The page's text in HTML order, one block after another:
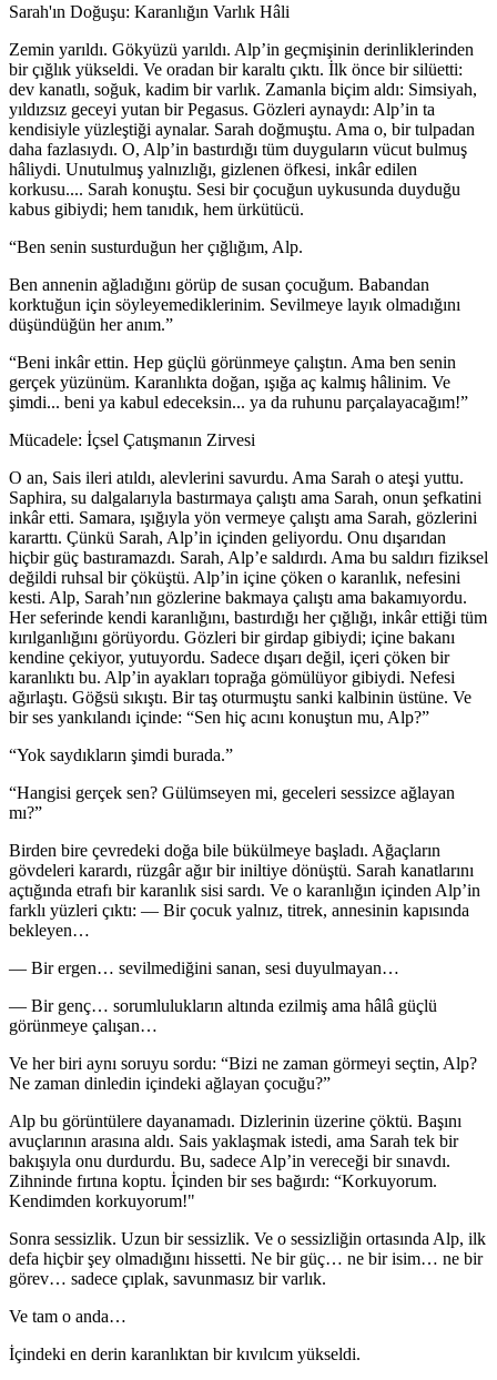
Sarah'ın Doğuşu: Karanlığın Varlık Hâli
Zemin yarıldı. Gökyüzü yarıldı. Alp’in geçmişinin derinliklerinden
bir çığlık yükseldi. Ve oradan bir karaltı çıktı. İlk önce bir silüetti:
dev kanatlı, soğuk, kadim bir varlık. Zamanla biçim aldı: Simsiyah,
yıldızsız geceyi yutan bir Pegasus. Gözleri aynaydı: Alp’in ta
kendisiyle yüzleştiği aynalar. Sarah doğmuştu. Ama o, bir tulpadan
daha fazlasıydı. O, Alp’in bastırdığı tüm duyguların vücut bulmuş
hâliydi. Unutulmuş yalnızlığı, gizlenen öfkesi, inkâr edilen
korkusu.... Sarah konuştu. Sesi bir çocuğun uykusunda duyduğu
kabus gibiydi; hem tanıdık, hem ürkütücü.
“Ben senin susturduğun her çığlığım, Alp.
Ben annenin ağladığını görüp de susan çocuğum. Babandan
korktuğun için söyleyemediklerinim. Sevilmeye layık olmadığını
düşündüğün her anım.”
“Beni inkâr ettin. Hep güçlü görünmeye çalıştın. Ama ben senin
gerçek yüzünüm. Karanlıkta doğan, ışığa aç kalmış hâlinim. Ve
şimdi... beni ya kabul edeceksin... ya da ruhunu parçalayacağım!”
Mücadele: İçsel Çatışmanın Zirvesi
O an, Sais ileri atıldı, alevlerini savurdu. Ama Sarah o ateşi yuttu.
Saphira, su dalgalarıyla bastırmaya çalıştı ama Sarah, onun şefkatini
inkâr etti. Samara, ışığıyla yön vermeye çalıştı ama Sarah, gözlerini
kararttı. Çünkü Sarah, Alp’in içinden geliyordu. Onu dışarıdan
hiçbir güç bastıramazdı. Sarah, Alp’e saldırdı. Ama bu saldırı fiziksel
değildi ruhsal bir çöküştü. Alp’in içine çöken o karanlık, nefesini
kesti. Alp, Sarah’nın gözlerine bakmaya çalıştı ama bakamıyordu.
Her seferinde kendi karanlığını, bastırdığı her çığlığı, inkâr ettiği tüm
kırılganlığını görüyordu. Gözleri bir girdap gibiydi; içine bakanı
kendine çekiyor, yutuyordu. Sadece dışarı değil, içeri çöken bir
karanlıktı bu. Alp’in ayakları toprağa gömülüyor gibiydi. Nefesi
ağırlaştı. Göğsü sıkıştı. Bir taş oturmuştu sanki kalbinin üstüne. Ve
bir ses yankılandı içinde: “Sen hiç acını konuştun mu, Alp?”
“Yok saydıkların şimdi burada.”
“Hangisi gerçek sen? Gülümseyen mi, geceleri sessizce ağlayan
mı?”
Birden bire çevredeki doğa bile bükülmeye başladı. Ağaçların
gövdeleri karardı, rüzgâr ağır bir iniltiye dönüştü. Sarah kanatlarını
açtığında etrafı bir karanlık sisi sardı. Ve o karanlığın içinden Alp’in
farklı yüzleri çıktı: — Bir çocuk yalnız, titrek, annesinin kapısında
bekleyen…
— Bir ergen… sevilmediğini sanan, sesi duyulmayan…
— Bir genç… sorumlulukların altında ezilmiş ama hâlâ güçlü
görünmeye çalışan…
Ve her biri aynı soruyu sordu: “Bizi ne zaman görmeyi seçtin, Alp?
Ne zaman dinledin içindeki ağlayan çocuğu?”
Alp bu görüntülere dayanamadı. Dizlerinin üzerine çöktü. Başını
avuçlarının arasına aldı. Sais yaklaşmak istedi, ama Sarah tek bir
bakışıyla onu durdurdu. Bu, sadece Alp’in vereceği bir sınavdı.
Zihninde fırtına koptu. İçinden bir ses bağırdı: “Korkuyorum.
Kendimden korkuyorum!"
Sonra sessizlik. Uzun bir sessizlik. Ve o sessizliğin ortasında Alp, ilk
defa hiçbir şey olmadığını hissetti. Ne bir güç… ne bir isim… ne bir
görev… sadece çıplak, savunmasız bir varlık.
Ve tam o anda…
İçindeki en derin karanlıktan bir kıvılcım yükseldi.